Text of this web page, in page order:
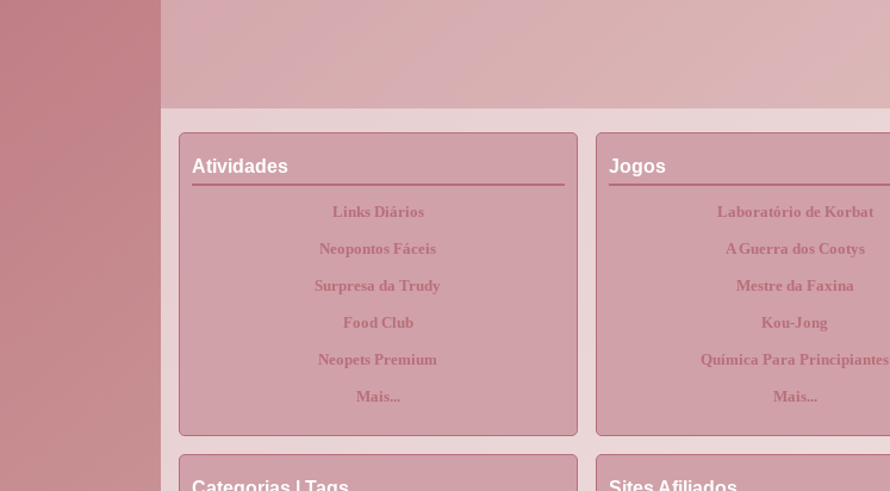
Atividades
Links Diários
Neopontos Fáceis
Surpresa da Trudy
Food Club
Neopets Premium
Mais...
Jogos
Laboratório de Korbat
A Guerra dos Cootys
Mestre da Faxina
Kou-Jong
Química Para Principiantes
Mais...